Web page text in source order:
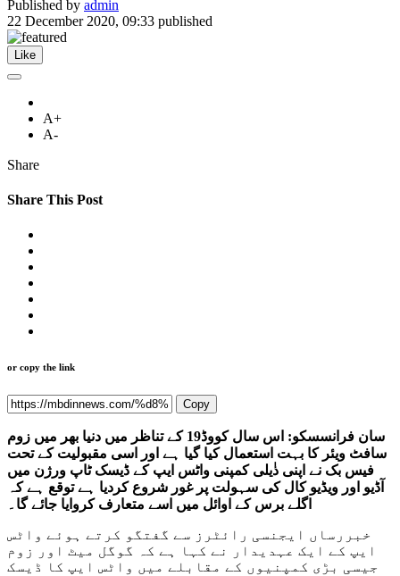
Published by admin
22 December 2020, 09:33 published
Like
A+
A-
Share
Share This Post
or copy the link
Copy
سان فرانسسكو: اس سال کووڈ19 کے تناظر میں دنیا بھر میں زوم
سافٹ ویئر کا بہت استعمال کیا گیا ہے اور اسی مقبولیت کے تحت
فیس بک نے اپنی ذٰیلی کمپنی واٹس ایپ کے ڈیسک ٹاپ ورژن میں
آڈیو اور ویڈیو کال کی سہولت پر غور شروع کردیا ہے توقع ہے کہ
اگلے برس کے اوائل میں اسے متعارف کروایا جائے گا۔
خبررساں ایجنسی رائٹرز سے گفتگو کرتے ہوئے واٹس
ایپ کے ایک عہدیدار نے کہا ہے کہ گوگل میٹ اور زوم
جیسی بڑی کمپنیوں کے مقابلے میں واٹس ایپ کا ڈیسک